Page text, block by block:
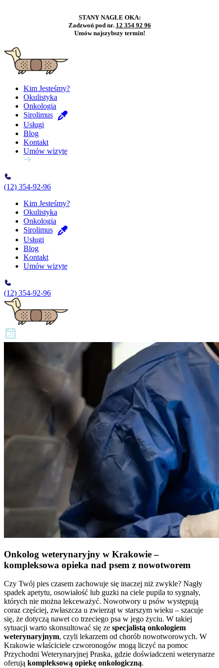
STANY NAGŁE OKA:
Zadzwoń pod nr. 12 354 92 96
Umów najszybszy termin!
Kim Jesteśmy?
Okulistyka
Onkologia
Sirolimus
Usługi
Blog
Kontakt
Umów wizytę
(12) 354-92-96
Kim Jesteśmy?
Okulistyka
Onkologia
Sirolimus
Usługi
Blog
Kontakt
Umów wizytę
(12) 354-92-96
Onkolog weterynaryjny w Krakowie –
kompleksowa opieka nad psem z nowotworem
Czy Twój pies czasem zachowuje się inaczej niż zwykle? Nagły
spadek apetytu, osowiałość lub guzki na ciele pupila to sygnały,
których nie można lekceważyć. Nowotwory u psów występują
coraz częściej, zwłaszcza u zwierząt w starszym wieku – szacuje
się, że dotyczą nawet co trzeciego psa w jego życiu. W takiej
sytuacji warto skonsultować się ze specjalistą onkologiem
weterynaryjnym, czyli lekarzem od chorób nowotworowych. W
Krakowie właściciele czworonogów mogą liczyć na pomoc
Przychodni Weterynaryjnej Praska, gdzie doświadczeni weterynarze
oferują kompleksową opiekę onkologiczną.